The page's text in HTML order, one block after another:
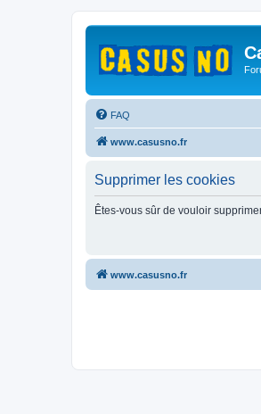
FAQ
www.casusno.fr
Supprimer les cookies
Êtes-vous sûr de vouloir
www.casusno.fr